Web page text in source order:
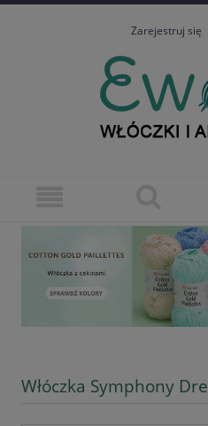
Zarejestruj się
Włóczka Symphony